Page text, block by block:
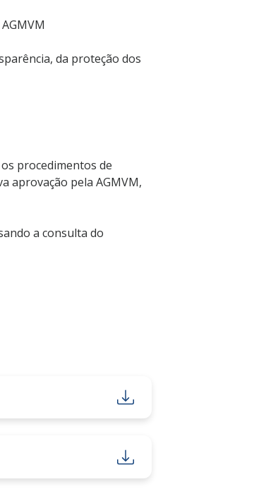
da proteção dos
procedimentos de
aprovação pela AGMVM,
a consulta do